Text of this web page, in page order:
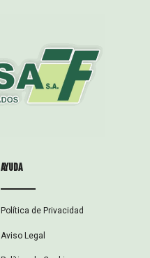
ayuda
Política de Privacidad
Aviso Legal